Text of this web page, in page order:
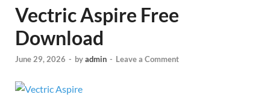
Vectric Aspire Free
Download
June 29, 2026 - byadmin - Leave a Comment